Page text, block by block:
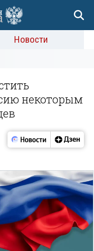
Новости
некоторым